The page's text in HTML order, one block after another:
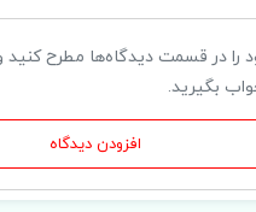
بگیرید.
افزودن دیدگاه